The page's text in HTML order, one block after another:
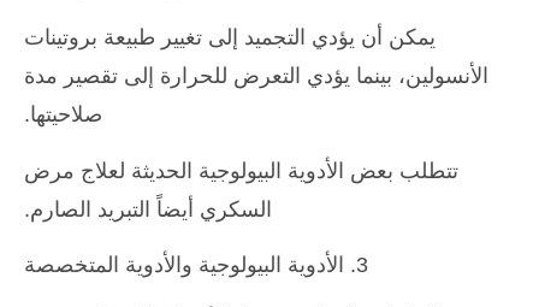
يمكن أن يؤدي التجميد إلى تغيير طبيعة بروتينات
الأنسولين، بينما يؤدي التعرض للحرارة إلى تقصير مدة
صلاحيتها.
تتطلب بعض الأدوية البيولوجية الحديثة لعلاج مرض
السكري أيضاً التبريد الصارم.
3. الأدوية البيولوجية والأدوية المتخصصة